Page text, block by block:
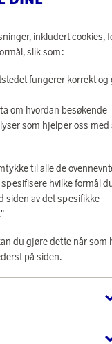
inkludert cookies,
slik som:
fungerer korrekt og
om hvordan besøkende
som hjelper oss med
til alle de
hvilke formål
siden av det spesifikke
du gjøre dette når som
på siden.
Sweden, org.nr
Solutions AS (Postboks